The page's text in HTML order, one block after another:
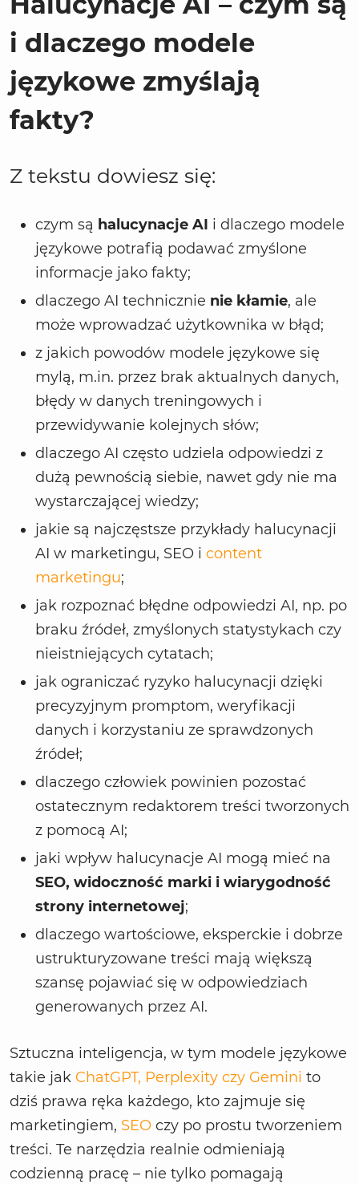
i dlaczego modele
językowe zmyślają
fakty?
Z tekstu dowiesz się:
czym są halucynacje AI i dlaczego modele
językowe potrafią podawać zmyślone
informacje jako fakty;
dlaczego AI technicznie nie kłamie, ale
może wprowadzać użytkownika w błąd;
z jakich powodów modele językowe się
mylą, m.in. przez brak aktualnych danych,
błędy w danych treningowych i
przewidywanie kolejnych słów;
dlaczego AI często udziela odpowiedzi z
dużą pewnością siebie, nawet gdy nie ma
wystarczającej wiedzy;
jakie są najczęstsze przykłady halucynacji
AI w marketingu, SEO i content
marketingu;
jak rozpoznać błędne odpowiedzi AI, np. po
braku źródeł, zmyślonych statystykach czy
nieistniejących cytatach;
jak ograniczać ryzyko halucynacji dzięki
precyzyjnym promptom, weryfikacji
danych i korzystaniu ze sprawdzonych
źródeł;
dlaczego człowiek powinien pozostać
ostatecznym redaktorem treści tworzonych
z pomocą AI;
jaki wpływ halucynacje AI mogą mieć na
SEO, widoczność marki i wiarygodność
strony internetowej;
dlaczego wartościowe, eksperckie i dobrze
ustrukturyzowane treści mają większą
szansę pojawiać się w odpowiedziach
generowanych przez AI.
Sztuczna inteligencja, w tym modele językowe
takie jak ChatGPT, Perplexity czy Gemini to
dziś prawa ręka każdego, kto zajmuje się
marketingiem, SEO czy po prostu tworzeniem
treści. Te narzędzia realnie odmieniają
codzienną pracę – nie tylko pomagają